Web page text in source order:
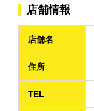
店舗情報
店舗名
住所
TEL